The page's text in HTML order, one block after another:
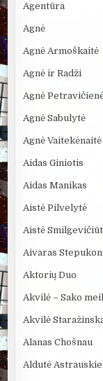
Agentūra
Agnė
Agnė Armoškaitė
Agnė ir Radži
Agnė
Agnė Sabulytė
Agnė Vaitekėnaitė
Aidas Giniotis
Aidas Manikas
Aistė Pilvelytė
Aistė
Aivaras
Aktorių Duo
Akvilė – Sako
Akvilė
Alanas Chošnau
Aldutė